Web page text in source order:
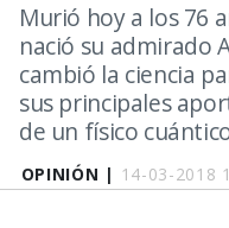
OPINIÓN | 14-03-2018
Murió hoy a los 76
nació su admirado
cambió la ciencia
sus principales
de un físico